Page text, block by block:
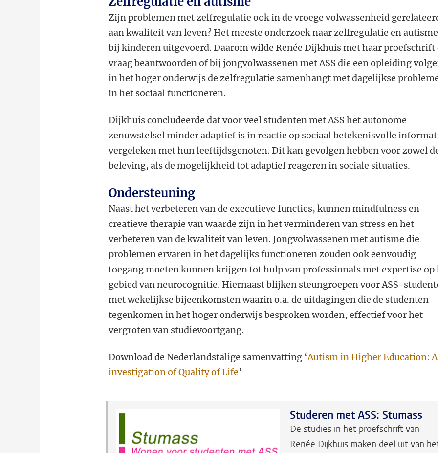
Zijn problemen met zelfregulatie ook in de vroege volwassenheid
aan kwaliteit van leven? Het meeste onderzoek naar zelfregulatie en
bij kinderen uitgevoerd. Daarom wilde Renée Dijkhuis met haar proefschrift
vraag beantwoorden of bij jongvolwassenen met ASS die een opleiding
in het hoger onderwijs de zelfregulatie samenhangt met dagelijkse
in het sociaal functioneren.
Dijkhuis concludeerde dat voor veel studenten met ASS het autonome
zenuwstelsel minder adaptief is in reactie op sociaal betekenisvolle
vergeleken met hun leeftijdsgenoten. Dit kan gevolgen hebben voor zowel
beleving, als de mogelijkheid tot adaptief reageren in sociale situaties.
Ondersteuning
Naast het verbeteren van de executieve functies, kunnen mindfulness en
creatieve therapie van waarde zijn in het verminderen van stress en het
verbeteren van de kwaliteit van leven. Jongvolwassenen met autisme die
problemen ervaren in het dagelijks functioneren zouden ook eenvoudig
toegang moeten kunnen krijgen tot hulp van professionals met expertise op
gebied van neurocognitie. Hiernaast blijken steungroepen voor ASS-
met wekelijkse bijeenkomsten waarin o.a. de uitdagingen die de studenten
tegenkomen in het hoger onderwijs besproken worden, effectief voor het
vergroten van studievoortgang.
Download de Nederlandstalige samenvatting ‘Autism in Higher Education:
investigation of Quality of Life’
Studeren met ASS: Stumass
De studies in het proefschrift van
Renée Dijkhuis maken deel uit van